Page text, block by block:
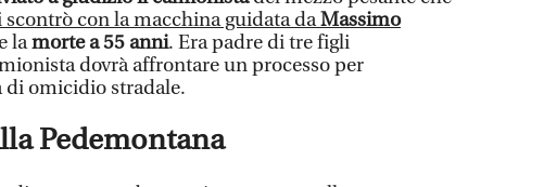
scontrò con la macchina guidata daMassimo
lamorte a 55 anni. Era padre di tre figli
dovrà affrontare un processo per
di omicidio stradale.
Pedemontana